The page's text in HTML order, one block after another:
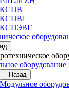
КСПВ
КСПВГ
КСПЭВГ
оборудование
Назад
Модульное